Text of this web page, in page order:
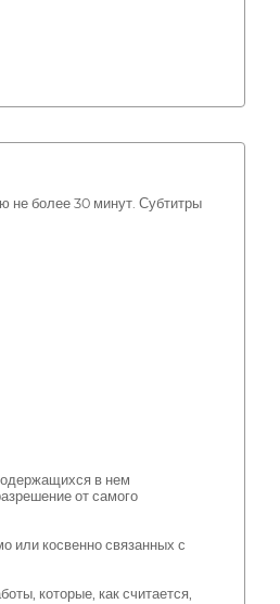
не более 30 минут. Субтитры
в нем
от самого
или косвенно связанных с
которые, как считается,